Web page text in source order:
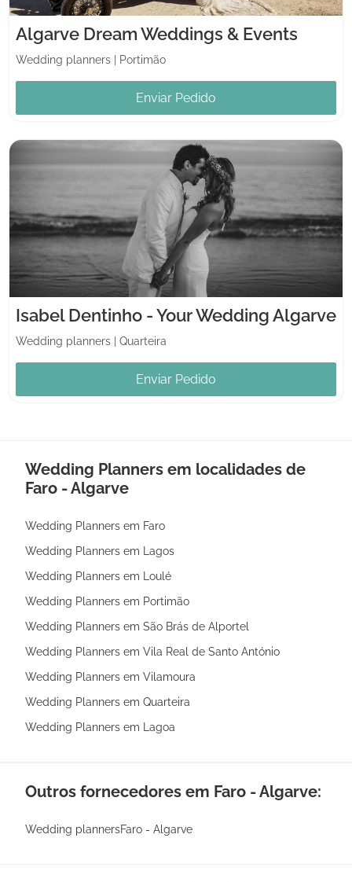
Algarve Dream Weddings & Events
Wedding planners Portimão
Enviar Pedido
Isabel Dentinho - Your Wedding Algarve
Wedding planners Quarteira
Enviar Pedido
Wedding Planners em localidades de
Faro - Algarve
Wedding Planners em Faro
Wedding Planners em Lagos
Wedding Planners em Loulé
Wedding Planners em Portimão
Wedding Planners em São Brás de Alportel
Wedding Planners em Vila Real de Santo António
Wedding Planners em Vilamoura
Wedding Planners em Quarteira
Wedding Planners em Lagoa
Outros fornecedores em Faro - Algarve:
Wedding plannersFaro - Algarve